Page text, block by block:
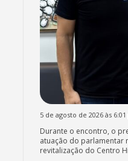
5 de agosto de 2026 às
Durante o encontro, o
atuação do parlamentar
revitalização do Centro